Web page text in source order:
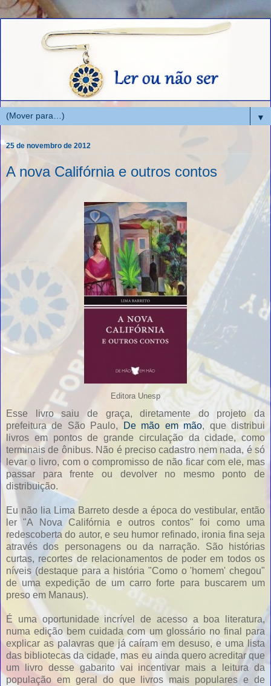
▼
25 de novembro de 2012
A nova Califórnia e outros contos
Editora Unesp
Esse livro saiu de graça, diretamente do projeto da
prefeitura de São Paulo,
De mão em mão, que distribui
livros em pontos de grande circulação da cidade, como
terminais de ônibus. Não é preciso cadastro nem nada, é só
levar o livro, com o compromisso de não ficar com ele, mas
passar para frente ou devolver no mesmo ponto de
distribuição.
Eu não lia Lima Barreto desde a época do vestibular, então
ler "A Nova Califórnia e outros contos" foi como uma
redescoberta do autor, e seu humor refinado, ironia fina seja
através dos personagens ou da narração. São histórias
curtas, recortes de relacionamentos de poder em todos os
níveis (destaque para a história "Como o 'homem' chegou"
de uma expedição de um carro forte para buscarem um
preso em Manaus).
É uma oportunidade incrível de acesso a boa literatura,
numa edição bem cuidada com um glossário no final para
explicar as palavras que já caíram em desuso, e uma lista
das bibliotecas da cidade, mas eu ainda quero acreditar que
um livro desse gabarito vai incentivar mais a leitura da
população em geral do que livros mais populares e de